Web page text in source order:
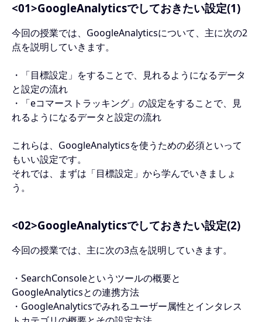
<01>GoogleAnalyticsでしておきたい設定(1)
今回の授業では、GoogleAnalyticsについて、主に次の2
点を説明していきます。
・「目標設定」をすることで、見れるようになるデータ
と設定の流れ
・「eコマーストラッキング」の設定をすることで、見
れるようになるデータと設定の流れ
これらは、GoogleAnalyticsを使うための必須といって
もいい設定です。
それでは、まずは「目標設定」から学んでいきましょ
う。
<02>GoogleAnalyticsでしておきたい設定(2)
今回の授業では、主に次の3点を説明していきます。
・SearchConsoleというツールの概要と
GoogleAnalyticsとの連携方法
・GoogleAnalyticsでみれるユーザー属性とインタレス